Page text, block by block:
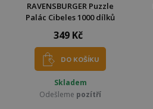
RAVENSBURGER Puzzle
Palác Cibeles 1000 dílků
349 Kč
DO KOŠÍKU
Skladem
Odešleme pozítří